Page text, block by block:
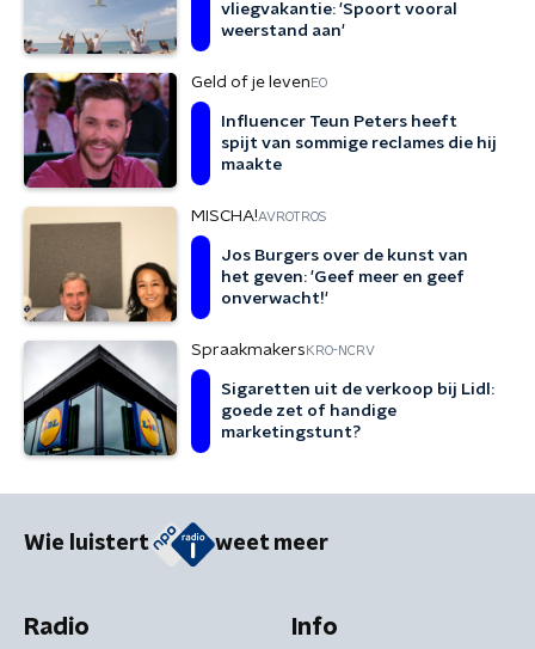
vliegvakantie: 'Spoort vooral
weerstand aan'
Geld of je leven EO
Influencer Teun Peters heeft
spijt van sommige reclames die hij
maakte
MISCHA!AVROTROS
Jos Burgers over de kunst van
het geven: 'Geef meer en geef
onverwacht!'
Spraakmakers KRO-NCRV
Sigaretten uit de verkoop bij Lidl:
goede zet of handige
marketingstunt?
Wie luistert weet meer
Radio Info